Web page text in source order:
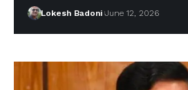
Lokesh Badoni June 12, 2026